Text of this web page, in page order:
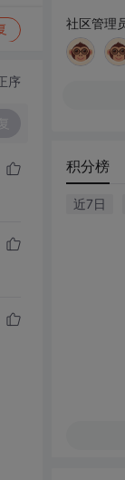
序
社区管理
积分榜
近7日